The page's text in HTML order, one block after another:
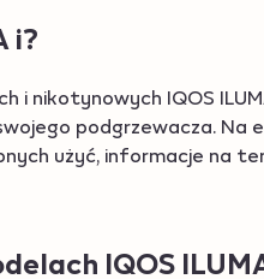
i?
IQOS
podgrzewacza.
użyć, informacje na
IQOS